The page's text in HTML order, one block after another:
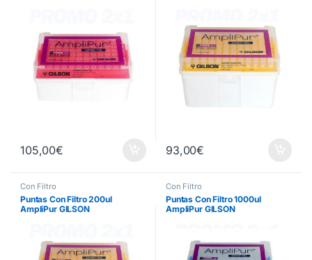
105,00€ 93,00€
Con Filtro
Puntas Con Filtro 200ul
AmpliPur GILSON
Con Filtro
Puntas Con Filtro 1000ul
AmpliPur GILSON